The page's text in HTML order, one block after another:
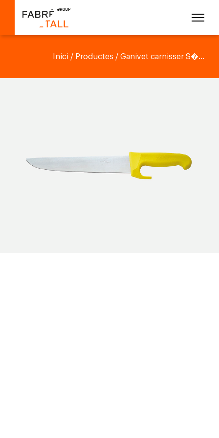
Inici / Productes / Ganivet carnisser S�...